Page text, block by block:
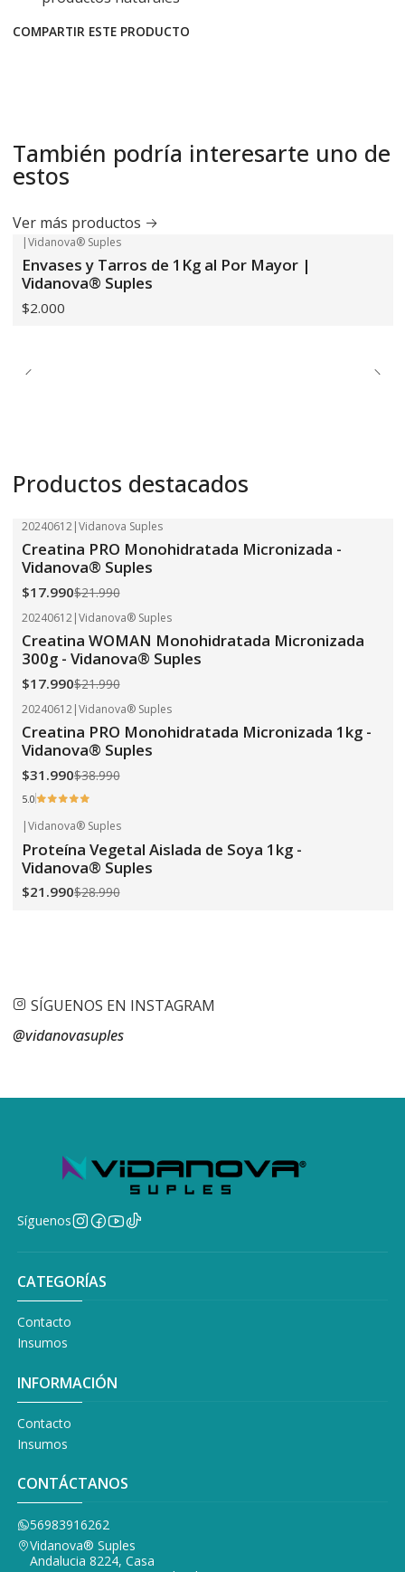
COMPARTIR ESTE PRODUCTO
También podría interesarte uno de
estos
Ver más productos
|Vidanova® Suples
Envases y Tarros de 1Kg al Por Mayor |
Vidanova® Suples
$2.000
Productos destacados
-18% OFF
20240612|Vidanova Suples
Creatina PRO Monohidratada Micronizada -
Vidanova® Suples
$17.990$21.990
-18% OFF
20240612|Vidanova® Suples
Creatina WOMAN Monohidratada Micronizada
300g - Vidanova® Suples
$17.990$21.990
-18% OFF
20240612|Vidanova® Suples
Creatina PRO Monohidratada Micronizada 1kg -
Vidanova® Suples
$31.990$38.990
5.0
-24% OFF
|Vidanova® Suples
Proteína Vegetal Aislada de Soya 1kg -
Vidanova® Suples
$21.990$28.990
SÍGUENOS EN INSTAGRAM
@vidanovasuples
Síguenos
CATEGORÍAS
Contacto
Insumos
INFORMACIÓN
Contacto
Insumos
CONTÁCTANOS
56983916262
Vidanova® Suples
Andalucia 8224, Casa